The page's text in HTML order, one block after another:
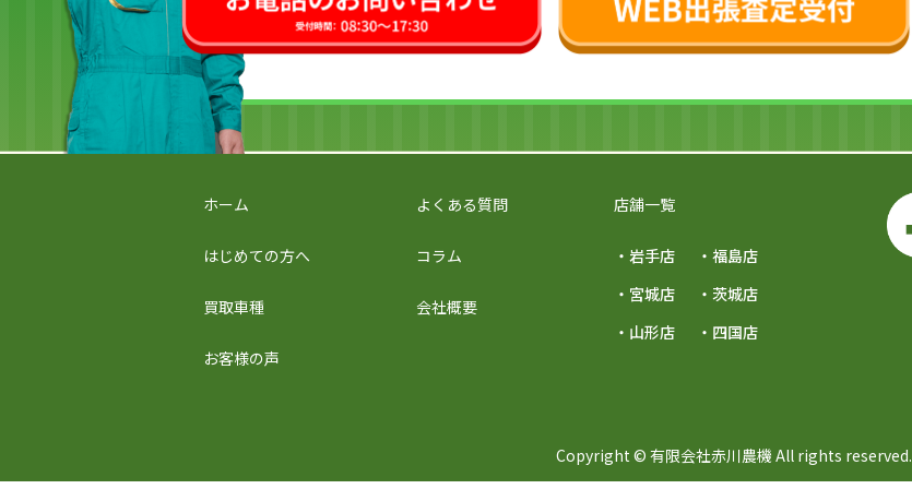
ホーム
はじめての方へ
買取車種
お客様の声
よくある質問
コラム
会社概要
店舗一覧
・岩手店
・宮城店
・山形店
・福島店
・茨城店
・四国店
Copyright © 有限会社赤川農機 All rights reserved.